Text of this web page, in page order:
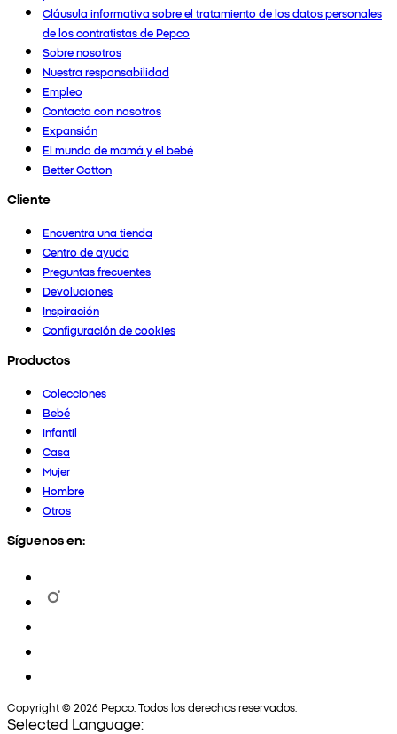
Cláusula informativa sobre el tratamiento de los datos personales
de los contratistas de Pepco
Sobre nosotros
Nuestra responsabilidad
Empleo
Contacta con nosotros
Expansión
El mundo de mamá y el bebé
Better Cotton
Cliente
Encuentra una tienda
Centro de ayuda
Preguntas frecuentes
Devoluciones
Inspiración
Configuración de cookies
Productos
Colecciones
Bebé
Infantil
Casa
Mujer
Hombre
Otros
Síguenos en:
Copyright © 2026 Pepco. Todos los derechos reservados.
Selected Language: